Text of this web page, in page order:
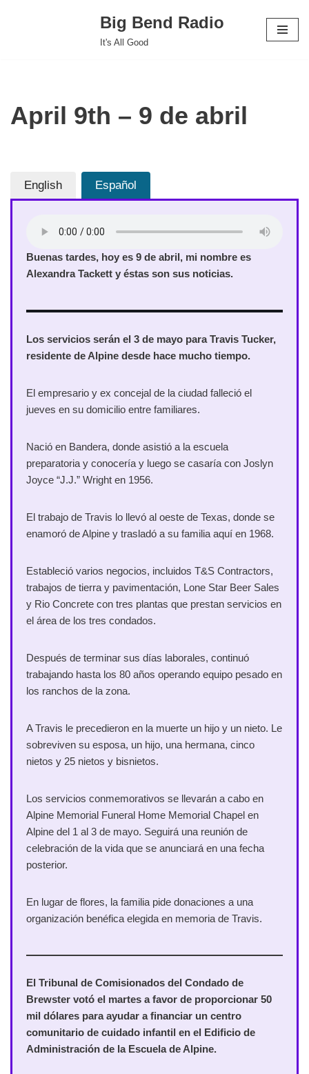
Big Bend Radio
It's All Good
April 9th – 9 de abril
English Español
Buenas tardes, hoy es 9 de abril, mi nombre es
Alexandra Tackett y éstas son sus noticias.
Los servicios serán el 3 de mayo para Travis Tucker,
residente de Alpine desde hace mucho tiempo.
El empresario y ex concejal de la ciudad falleció el
jueves en su domicilio entre familiares.
Nació en Bandera, donde asistió a la escuela
preparatoria y conocería y luego se casaría con Joslyn
Joyce “J.J.” Wright en 1956.
El trabajo de Travis lo llevó al oeste de Texas, donde se
enamoró de Alpine y trasladó a su familia aquí en 1968.
Estableció varios negocios, incluidos T&S Contractors,
trabajos de tierra y pavimentación, Lone Star Beer Sales
y Rio Concrete con tres plantas que prestan servicios en
el área de los tres condados.
Después de terminar sus días laborales, continuó
trabajando hasta los 80 años operando equipo pesado en
los ranchos de la zona.
A Travis le precedieron en la muerte un hijo y un nieto. Le
sobreviven su esposa, un hijo, una hermana, cinco
nietos y 25 nietos y bisnietos.
Los servicios conmemorativos se llevarán a cabo en
Alpine Memorial Funeral Home Memorial Chapel en
Alpine del 1 al 3 de mayo. Seguirá una reunión de
celebración de la vida que se anunciará en una fecha
posterior.
En lugar de flores, la familia pide donaciones a una
organización benéfica elegida en memoria de Travis.
El Tribunal de Comisionados del Condado de
Brewster votó el martes a favor de proporcionar 50
mil dólares para ayudar a financiar un centro
comunitario de cuidado infantil en el Edificio de
Administración de la Escuela de Alpine.